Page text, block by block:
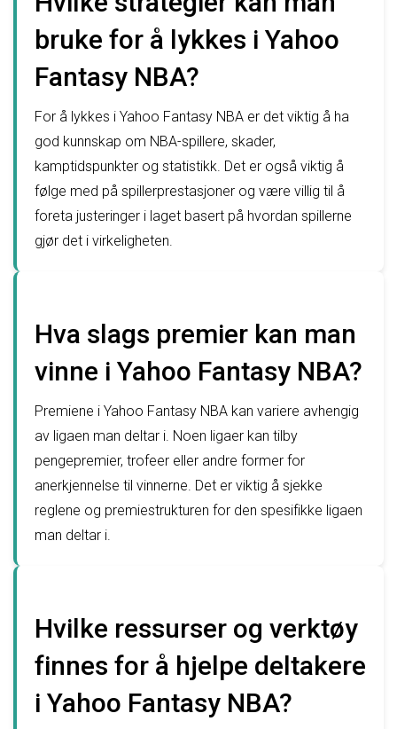
bruke for å lykkes i Yahoo
Fantasy NBA?
For å lykkes i Yahoo Fantasy NBA er det viktig å ha
god kunnskap om NBA-spillere, skader,
kamptidspunkter og statistikk. Det er også viktig å
følge med på spillerprestasjoner og være villig til å
foreta justeringer i laget basert på hvordan spillerne
gjør det i virkeligheten.
Hva slags premier kan man
vinne i Yahoo Fantasy NBA?
Premiene i Yahoo Fantasy NBA kan variere avhengig
av ligaen man deltar i. Noen ligaer kan tilby
pengepremier, trofeer eller andre former for
anerkjennelse til vinnerne. Det er viktig å sjekke
reglene og premiestrukturen for den spesifikke ligaen
man deltar i.
Hvilke ressurser og verktøy
finnes for å hjelpe deltakere
i Yahoo Fantasy NBA?